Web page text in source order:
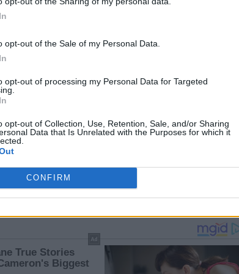
opt-out of the Sale of my Personal Data.
opt-out of processing my Personal Data for Targeted
opt-out of Collection, Use, Retention, Sale, and/or Sharing
Data that Is Unrelated with the Purposes for which it
CONFIRM
Γενικός Δείκτης Τιμών,
πτώση 0,86%
Γενικός Δείκτης με
πτώση 0,78%
Γενικός Δείκτης με